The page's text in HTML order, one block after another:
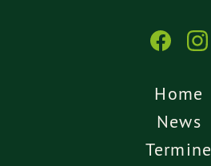
Home
News
Termine